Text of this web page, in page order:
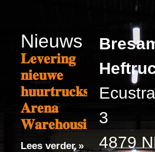
Nieuws
𝐋𝐞𝐯𝐞𝐫𝐢𝐧𝐠
𝐧𝐢𝐞𝐮𝐰𝐞
𝐡𝐮𝐮𝐫𝐭𝐫𝐮𝐜𝐤𝐬
𝐀𝐫𝐞𝐧𝐚
𝐖𝐚𝐫𝐞𝐡𝐨𝐮𝐬𝐢𝐧𝐠
Lees verder »
3
4879